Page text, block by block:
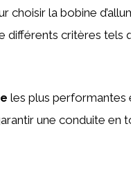
la bobine
différents critères tels
les plus performantes
une conduite en